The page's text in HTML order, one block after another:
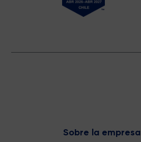
Sobre la empresa